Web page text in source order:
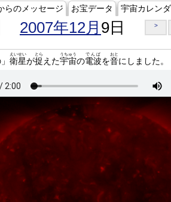
らのメッセージ お宝データ 宇宙カレン
2007年12月 9日 >
衛星
えいせい
が捉
とら
えた宇宙
うちゅう
の電波
でんぱ
を音
おと
にしました。